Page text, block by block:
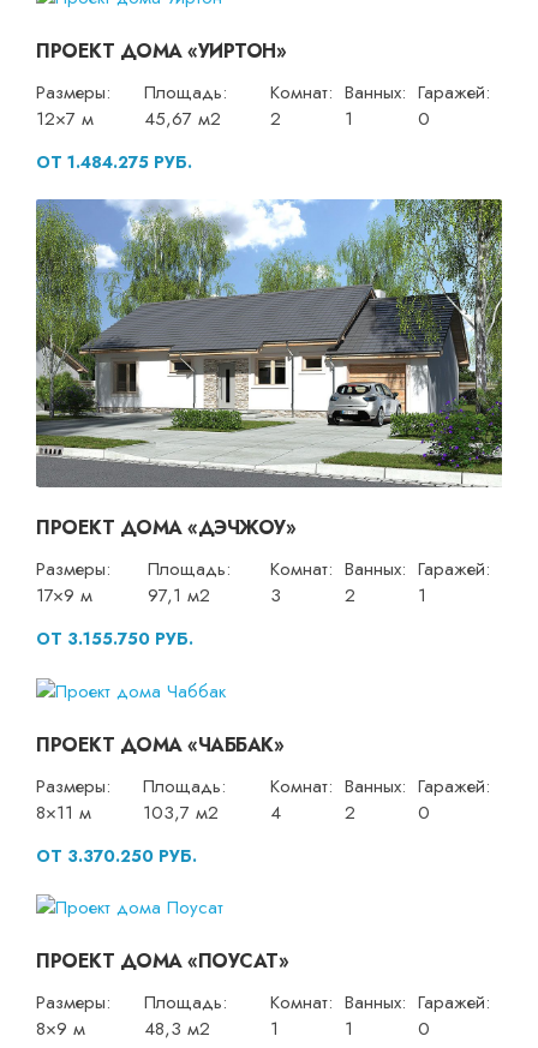
ПРОЕКТ ДОМА «УИРТОН»
Размеры:
12×7 м
Площадь:
45,67 м2
Комнат:
2
Ванных:
1
Гаражей:
0
ОТ 1.484.275 РУБ.
ПРОЕКТ ДОМА «ДЭЧЖОУ»
Размеры:
17×9 м
Площадь:
97,1 м2
Комнат:
3
Ванных:
2
Гаражей:
1
ОТ 3.155.750 РУБ.
ПРОЕКТ ДОМА «ЧАББАК»
Размеры:
8×11 м
Площадь:
103,7 м2
Комнат:
4
Ванных:
2
Гаражей:
0
ОТ 3.370.250 РУБ.
ПРОЕКТ ДОМА «ПОУСАТ»
Размеры:
8×9 м
Площадь:
48,3 м2
Комнат:
1
Ванных:
1
Гаражей:
0